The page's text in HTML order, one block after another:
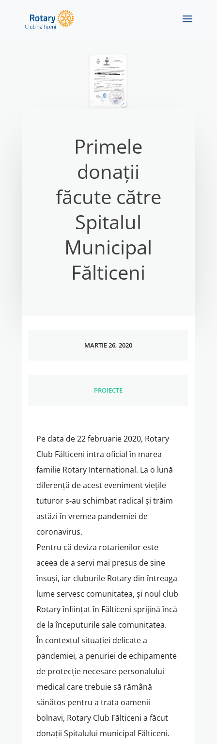
Primele
donații
făcute către
Spitalul
Municipal
Fălticeni
MARTIE 26, 2020
PROIECTE
Pe data de 22 februarie 2020, Rotary
Club Fălticeni intra oficial în marea
familie Rotary International. La o lună
diferență de acest eveniment viețile
tuturor s-au schimbat radical și trăim
astăzi în vremea pandemiei de
coronavirus.
Pentru că deviza rotarienilor este
aceea de a servi mai presus de sine
însuși, iar cluburile Rotary din întreaga
lume servesc comunitatea, și noul club
Rotary înființat în Fălticeni sprijină încă
de la începuturile sale comunitatea.
În contextul situației delicate a
pandemiei, a penuriei de echipamente
de protecție necesare personalului
medical care trebuie să rămână
sănătos pentru a trata oamenii
bolnavi, Rotary Club Fălticeni a făcut
donații Spitalului municipal Fălticeni.